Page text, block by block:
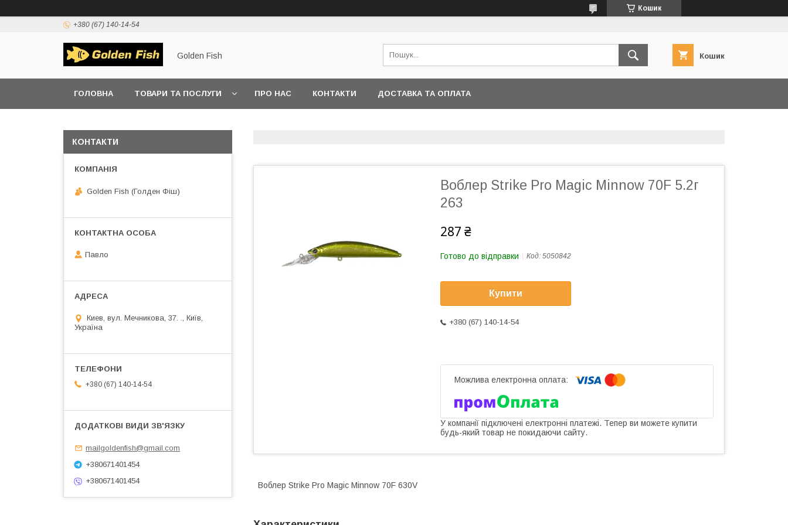
Кошик
+380 (67) 140-14-54
Golden Fish Кошик
ГОЛОВНА ТОВАРИ ТА ПОСЛУГИ ПРО НАС КОНТАКТИ ДОСТАВКА ТА ОПЛАТА
Воблер Strike Pro Magic Minnow 70F 5.2г
263
287 ₴
Готово до відправки Код: 5050842
Купити
+380 (67) 140-14-54
У компанії підключені електронні платежі. Тепер ви можете купити
будь-який товар не покидаючи сайту.
Воблер Strike Pro Magic Minnow 70F 630V
КОНТАКТИ
Golden Fish (Голден Фіш)
Павло
Киев, вул. Мечникова, 37. ., Київ,
Україна
+380 (67) 140-14-54
mailgoldenfish@gmail.com
+380671401454
+380671401454